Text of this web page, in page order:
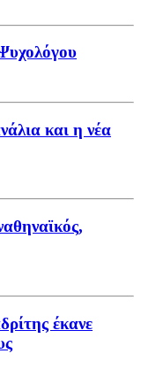
και η νέα
έκανε